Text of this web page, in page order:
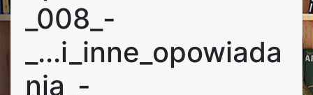
_008_-
_...i_inne_opowiada
nia_-